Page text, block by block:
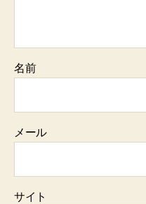
名前
メール
サイト